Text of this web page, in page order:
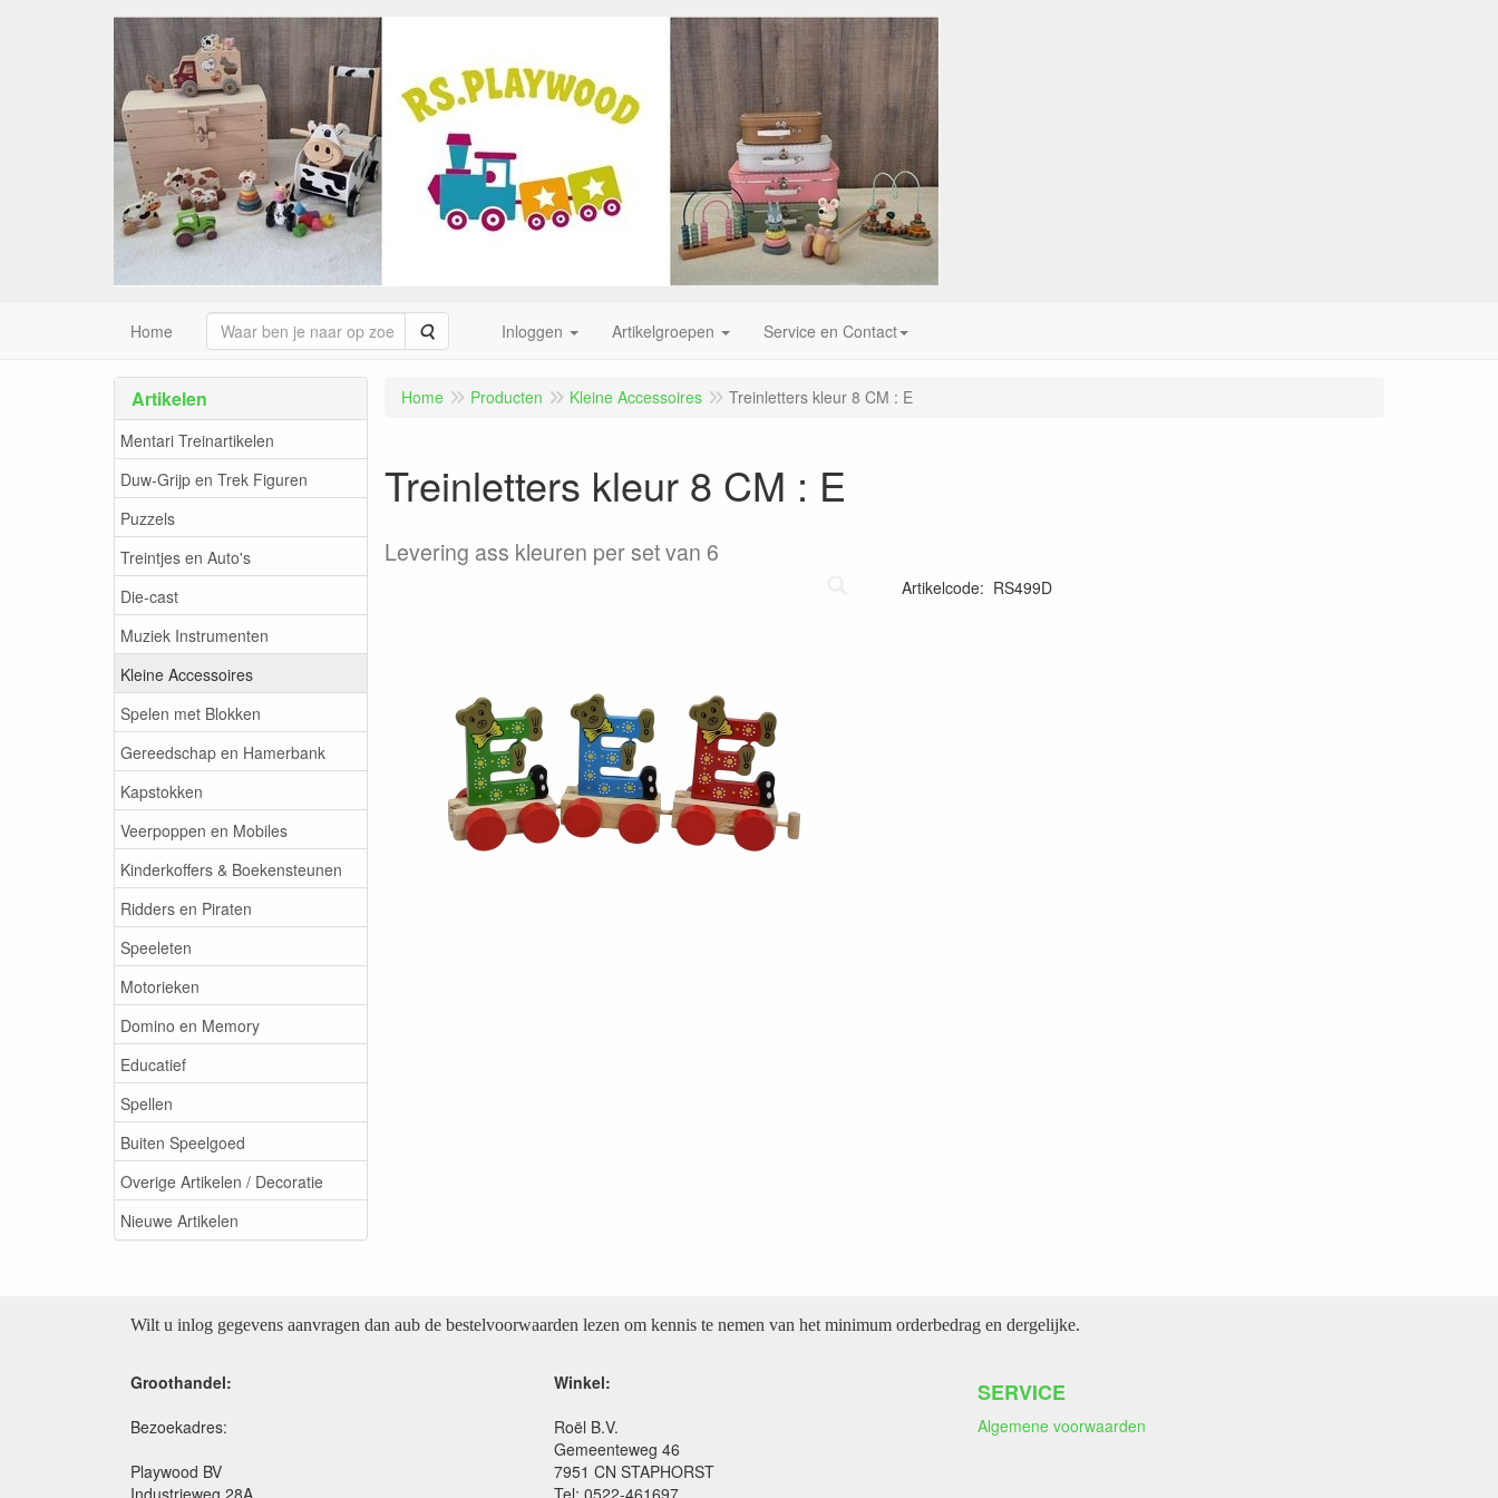
Home Zoeken Inloggen Artikelgroepen Service en Contact
Artikelen
Mentari Treinartikelen
Duw-Grijp en Trek Figuren
Puzzels
Treintjes en Auto's
Die-cast
Muziek Instrumenten
Kleine Accessoires
Spelen met Blokken
Gereedschap en Hamerbank
Kapstokken
Veerpoppen en Mobiles
Kinderkoffers & Boekensteunen
Ridders en Piraten
Speeleten
Motorieken
Domino en Memory
Educatief
Spellen
Buiten Speelgoed
Overige Artikelen / Decoratie
Nieuwe Artikelen
Home Producten Kleine Accessoires Treinletters kleur 8 CM : E
Treinletters kleur 8 CM : E
Levering ass kleuren per set van 6
Artikelcode: RS499D
Wilt u inlog gegevens aanvragen dan aub de bestelvoorwaarden lezen om kennis te nemen van het minimum orderbedrag en dergelijke.
Groothandel:
Bezoekadres:
Playwood BV
Industrieweg 28A
Winkel:
Roël B.V.
Gemeenteweg 46
7951 CN STAPHORST
Tel: 0522-461697
SERVICE
Algemene voorwaarden